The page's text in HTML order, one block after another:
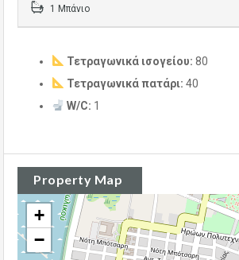
1 Μπάνιο
Τετραγωνικά ισογείου: 80
Τετραγωνικά πατάρι: 40
W/C: 1
Property Map
+
−